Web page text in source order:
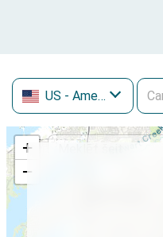
US - Amerikas Savienotās Valstis
+
−